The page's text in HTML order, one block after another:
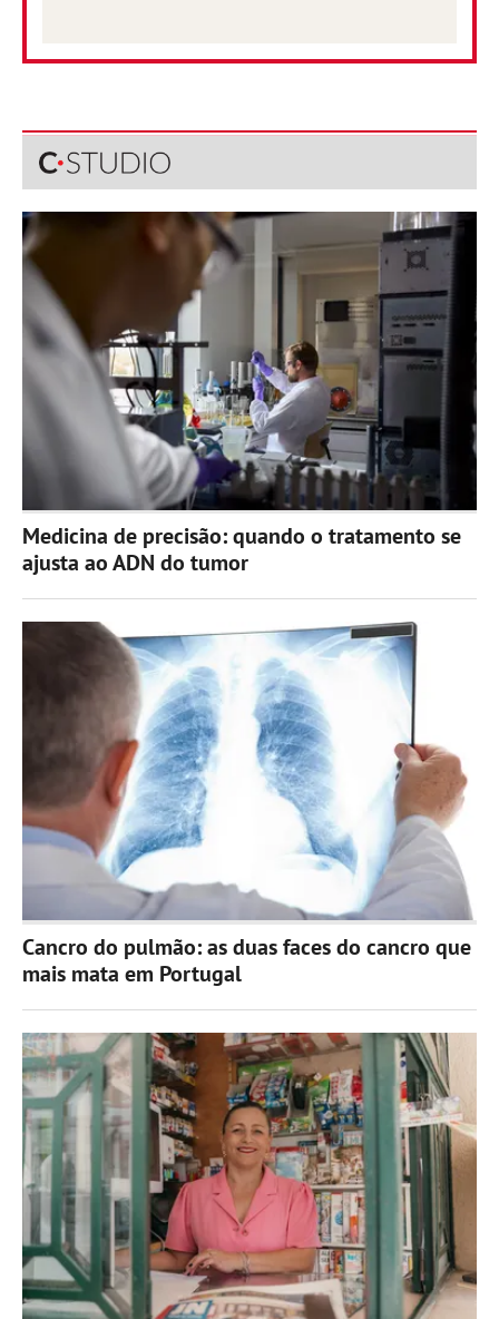
Medicina de precisão: quando o tratamento se
ajusta ao ADN do tumor
Cancro do pulmão: as duas faces do cancro que
mais mata em Portugal